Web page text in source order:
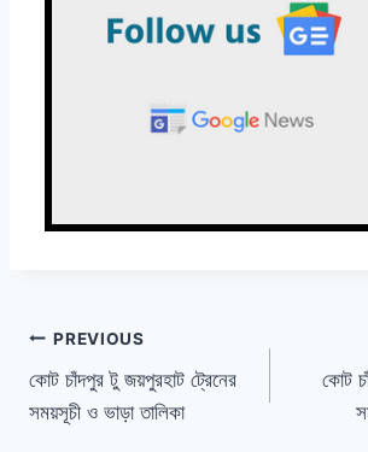
Post
navigation
PREVIOUS
কোট চাঁদপুর টু জয়পুরহাট ট্রেনের
সময়সূচী ও ভাড়া তালিকা
কোট